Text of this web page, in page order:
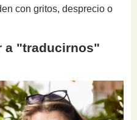
con gritos, desprecio o
a "traducirnos"